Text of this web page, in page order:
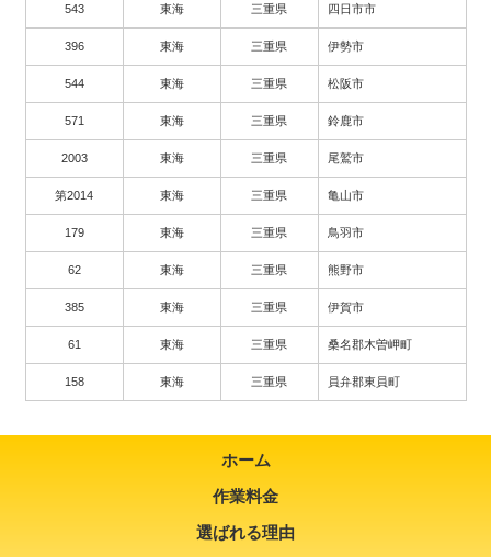
543 東海 三重県 四日市市
396 東海 三重県 伊勢市
544 東海 三重県 松阪市
571 東海 三重県 鈴鹿市
2003 東海 三重県 尾鷲市
第2014 東海 三重県 亀山市
179 東海 三重県 鳥羽市
62 東海 三重県 熊野市
385 東海 三重県 伊賀市
61 東海 三重県 桑名郡木曽岬町
158 東海 三重県 員弁郡東員町
ホーム
作業料金
選ばれる理由